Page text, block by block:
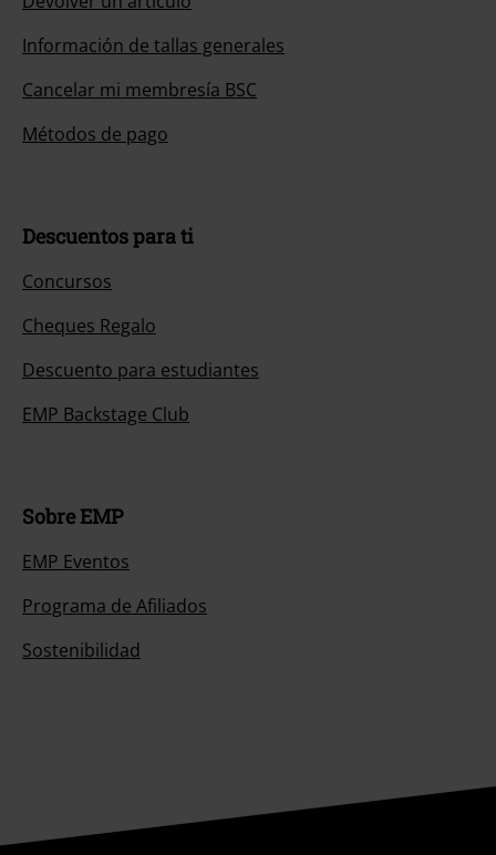
Información de tallas generales
Cancelar mi membresía BSC
Métodos de pago
Descuentos para ti
Concursos
Cheques Regalo
Descuento para estudiantes
EMP Backstage Club
Sobre EMP
EMP Eventos
Programa de Afiliados
Sostenibilidad